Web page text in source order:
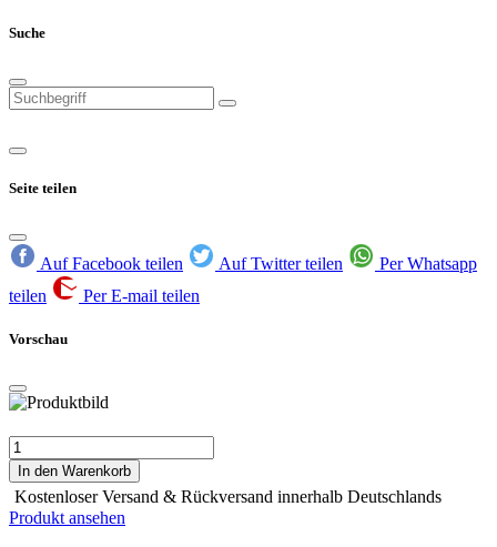
Suche
Seite teilen
Auf Facebook teilen Auf Twitter teilen
Per Whatsapp
teilen
Per E-mail teilen
Vorschau
In den Warenkorb
Kostenloser Versand & Rückversand innerhalb Deutschlands
Produkt ansehen